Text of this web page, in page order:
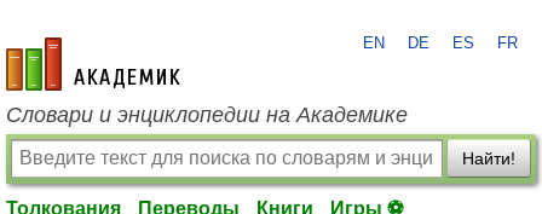
academic.ru
EN DE ES FR
Словари и энциклопедии на Академике
Найти!
Толкования Переводы Книги Игры ⚽